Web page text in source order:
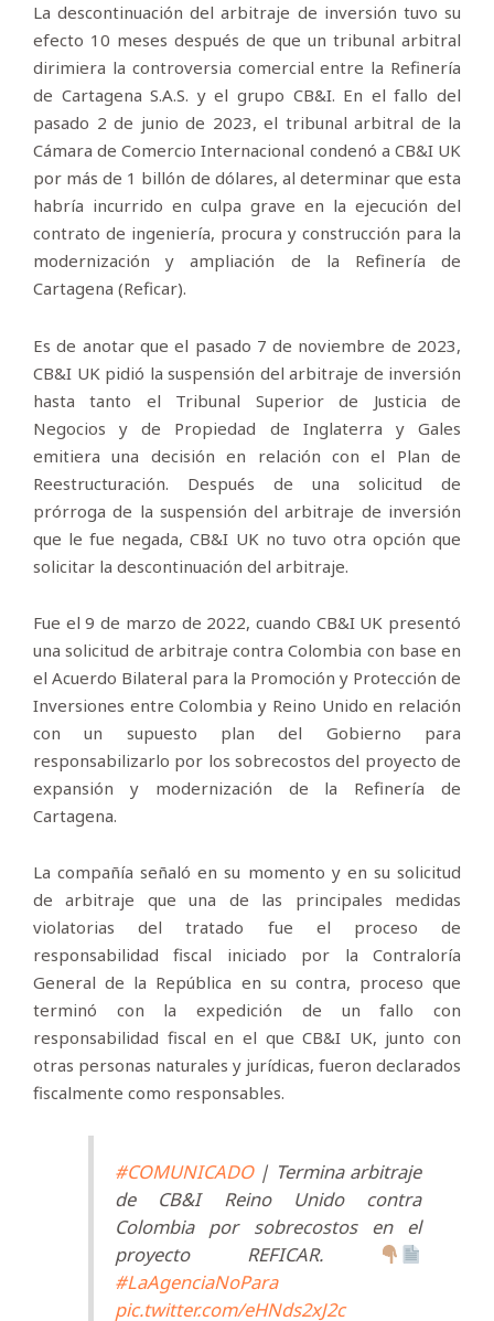
La descontinuación del arbitraje de inversión tuvo su
efecto 10 meses después de que un tribunal arbitral
dirimiera la controversia comercial entre la Refinería
de Cartagena S.A.S. y el grupo CB&I. En el fallo del
pasado 2 de junio de 2023, el tribunal arbitral de la
Cámara de Comercio Internacional condenó a CB&I UK
por más de 1 billón de dólares, al determinar que esta
habría incurrido en culpa grave en la ejecución del
contrato de ingeniería, procura y construcción para la
modernización y ampliación de la Refinería de
Cartagena (Reficar).
Es de anotar que el pasado 7 de noviembre de 2023,
CB&I UK pidió la suspensión del arbitraje de inversión
hasta tanto el Tribunal Superior de Justicia de
Negocios y de Propiedad de Inglaterra y Gales
emitiera una decisión en relación con el Plan de
Reestructuración. Después de una solicitud de
prórroga de la suspensión del arbitraje de inversión
que le fue negada, CB&I UK no tuvo otra opción que
solicitar la descontinuación del arbitraje.
Fue el 9 de marzo de 2022, cuando CB&I UK presentó
una solicitud de arbitraje contra Colombia con base en
el Acuerdo Bilateral para la Promoción y Protección de
Inversiones entre Colombia y Reino Unido en relación
con un supuesto plan del Gobierno para
responsabilizarlo por los sobrecostos del proyecto de
expansión y modernización de la Refinería de
Cartagena.
La compañía señaló en su momento y en su solicitud
de arbitraje que una de las principales medidas
violatorias del tratado fue el proceso de
responsabilidad fiscal iniciado por la Contraloría
General de la República en su contra, proceso que
terminó con la expedición de un fallo con
responsabilidad fiscal en el que CB&I UK, junto con
otras personas naturales y jurídicas, fueron declarados
fiscalmente como responsables.
#COMUNICADO| Termina arbitraje
de CB&I Reino Unido contra
Colombia por sobrecostos en el
proyecto REFICAR.
#LaAgenciaNoPara
pic.twitter.com/eHNds2xJ2c